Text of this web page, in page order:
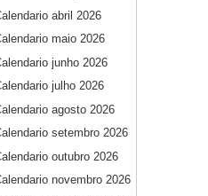
abril 2026
maio 2026
junho 2026
julho 2026
agosto 2026
setembro 2026
outubro 2026
novembro 2026